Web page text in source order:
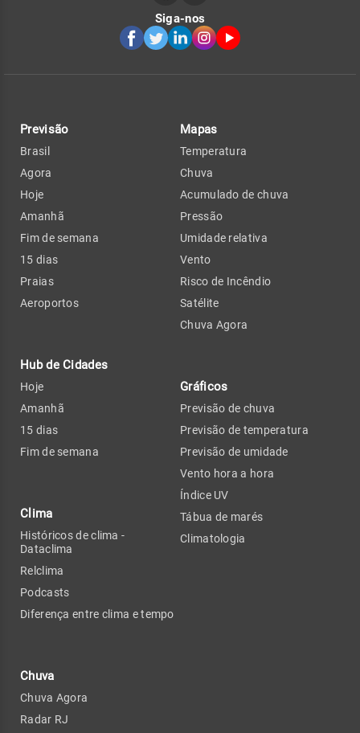
Siga-nos
Previsão
Brasil
Agora
Hoje
Amanhã
Fim de semana
15 dias
Praias
Aeroportos
Hub de Cidades
Hoje
Amanhã
15 dias
Fim de semana
Clima
Históricos de clima -
Dataclima
Relclima
Podcasts
Diferença entre clima e tempo
Chuva
Chuva Agora
Radar RJ
Mapas
Temperatura
Chuva
Acumulado de chuva
Pressão
Umidade relativa
Vento
Risco de Incêndio
Satélite
Chuva Agora
Gráficos
Previsão de chuva
Previsão de temperatura
Previsão de umidade
Vento hora a hora
Índice UV
Tábua de marés
Climatologia